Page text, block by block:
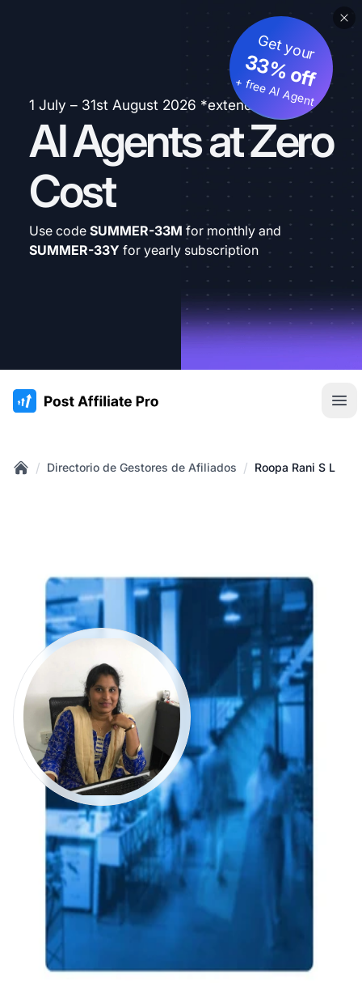
1 July – 31st August 2026 *extended
AI Agents at Zero
Cost
Get your
33% off
+ free AI Agent
Use code SUMMER-33M for monthly and
SUMMER-33Y for yearly subscription
:site.title
/ Directorio de Gestores de Afiliados / Roopa Rani S L